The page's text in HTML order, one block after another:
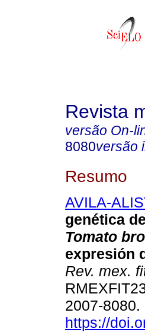
Revista
versão On-
8080versão
Resumo
AVILA-
genética
Tomato
expresión
Rev. mex.
2007-8080.
https://